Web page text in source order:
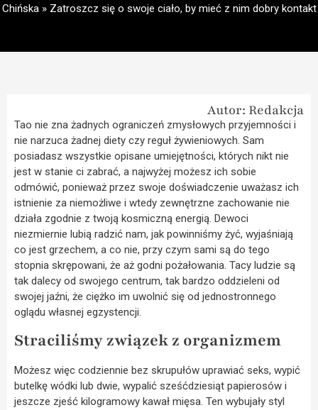
Chińska» Zatroszcz się o swoje ciało, by mieć z nim dobry kontakt
Autor: Redakcja
Tao nie zna żadnych ograniczeń zmysłowych przyjemności i
nie narzuca żadnej diety czy reguł żywieniowych. Sam
posiadasz wszystkie opisane umiejętności, których nikt nie
jest w stanie ci zabrać, a najwyżej możesz ich sobie
odmówić, ponieważ przez swoje doświadczenie uważasz ich
istnienie za niemożliwe i wtedy zewnętrzne zachowanie nie
działa zgodnie z twoją kosmiczną energią. Dewoci
niezmiernie lubią radzić nam, jak powinniśmy żyć, wyjaśniają
co jest grzechem, a co nie, przy czym sami są do tego
stopnia skrępowani, że aż godni pożałowania. Tacy ludzie są
tak dalecy od swojego centrum, tak bardzo oddzieleni od
swojej jaźni, że ciężko im uwolnić się od jednostronnego
oglądu własnej egzystencji.
Straciliśmy związek z organizmem
Możesz więc codziennie bez skrupułów uprawiać seks, wypić
butelkę wódki lub dwie, wypalić sześćdziesiąt papierosów i
jeszcze zjeść kilogramowy kawał mięsa. Ten wybujały styl